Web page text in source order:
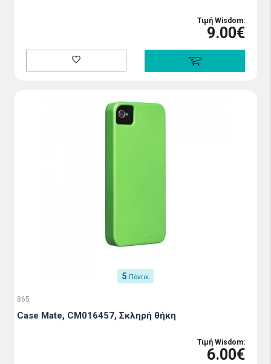
Τιμή Wisdom:
9.00€
5 Πόντοι
865
Case Mate, CM016457, Σκληρή θήκη
Τιμή Wisdom:
6.00€